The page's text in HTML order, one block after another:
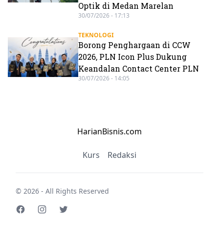
Optik di Medan Marelan
30/07/2026 - 17:13
TEKNOLOGI
Borong Penghargaan di CCW
2026, PLN Icon Plus Dukung
Keandalan Contact Center PLN
30/07/2026 - 14:05
HarianBisnis.com
Kurs Redaksi
© 2026 - All Rights Reserved